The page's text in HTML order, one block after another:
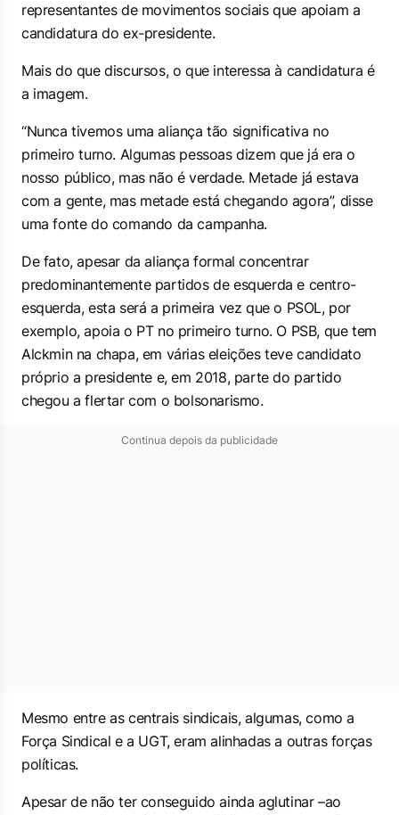
representantes de movimentos sociais que apoiam a
candidatura do ex-presidente.
Mais do que discursos, o que interessa à candidatura é
a imagem.
“Nunca tivemos uma aliança tão significativa no
primeiro turno. Algumas pessoas dizem que já era o
nosso público, mas não é verdade. Metade já estava
com a gente, mas metade está chegando agora”, disse
uma fonte do comando da campanha.
De fato, apesar da aliança formal concentrar
predominantemente partidos de esquerda e centro-
esquerda, esta será a primeira vez que o PSOL, por
exemplo, apoia o PT no primeiro turno. O PSB, que tem
Alckmin na chapa, em várias eleições teve candidato
próprio a presidente e, em 2018, parte do partido
chegou a flertar com o bolsonarismo.
Continua depois da publicidade
Mesmo entre as centrais sindicais, algumas, como a
Força Sindical e a UGT, eram alinhadas a outras forças
políticas.
Apesar de não ter conseguido ainda aglutinar –ao